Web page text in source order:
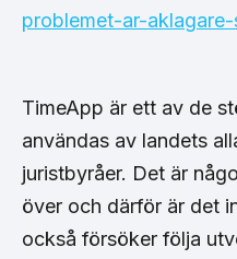
problemet-ar-
TimeApp är ett av de
användas av landets
juristbyråer. Det är
över och därför är det
också försöker följa